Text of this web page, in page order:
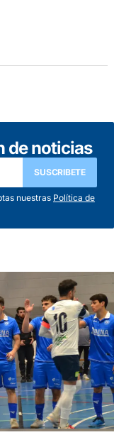
de noticias
SUSCRIBETE
nuestras Política de